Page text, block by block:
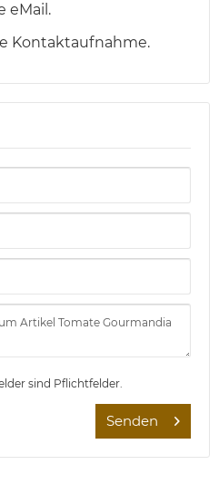
eMail.
Kontaktaufnahme.
sind Pflichtfelder.
Senden